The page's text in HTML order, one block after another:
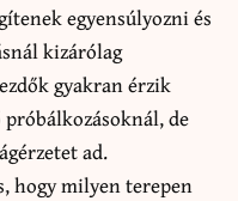
egyensúlyozni és
kizárólag
gyakran érzik
de
ad.
hogy milyen terepen